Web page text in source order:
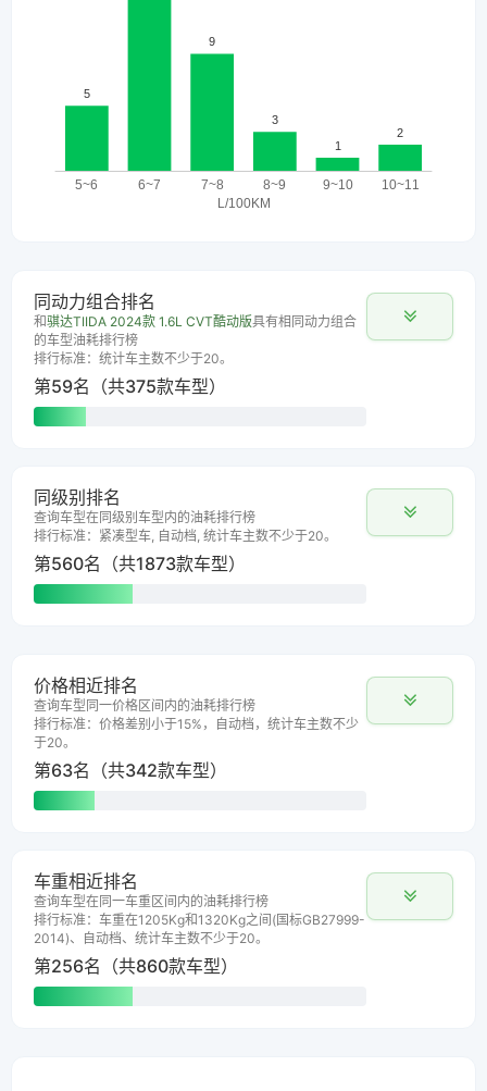
同动力组合排名
和骐达TIIDA 2024款 1.6L CVT酷动版具有相同动力组合
的车型油耗排行榜
排行标准：统计车主数不少于20。
第59名（共375款车型）
同级别排名
查询车型在同级别车型内的油耗排行榜
排行标准：紧凑型车, 自动档, 统计车主数不少于20。
第560名（共1873款车型）
价格相近排名
查询车型同一价格区间内的油耗排行榜
排行标准：价格差别小于15%，自动档，统计车主数不少
于20。
第63名（共342款车型）
车重相近排名
查询车型在同一车重区间内的油耗排行榜
排行标准：车重在1205Kg和1320Kg之间(国标GB27999-
2014)、自动档、统计车主数不少于20。
第256名（共860款车型）